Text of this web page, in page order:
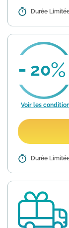
Détails :
fin
Durée
20
Voir les
Détails :
sur
plus
Durée